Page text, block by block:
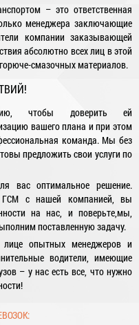
– это ответственная
менеджера заключающие
компании заказывающей
абсолютно всех лиц в этой
смазочных материалов.
чтобы доверить ей
вашего плана и при этом
команда. Мы без
предложить свои услуги по
вас оптимальное решение.
ГСМ с нашей компанией, вы
на нас, и поверьте,мы,
поставленную задачу.
опытных менеджеров и
водители, имеющие
– у нас есть все, что нужно